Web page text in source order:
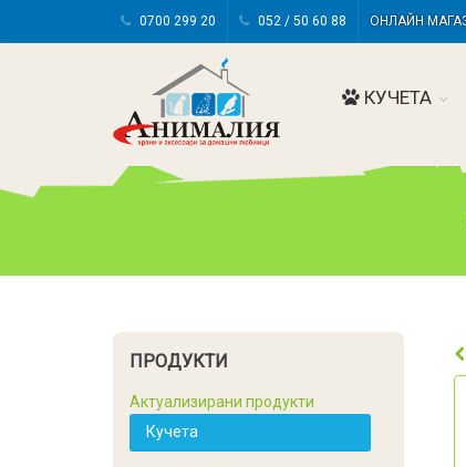
0700 299 20 052 / 50 60 88 ОНЛАЙН
КУЧЕТА
ПРОДУКТИ
Актуализирани продукти
Кучета